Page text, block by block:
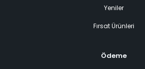
Yeniler
Fırsat Ürünleri
Ödeme